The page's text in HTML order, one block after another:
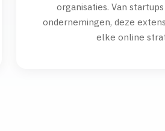
organisaties. Van
ondernemingen, deze
elke online